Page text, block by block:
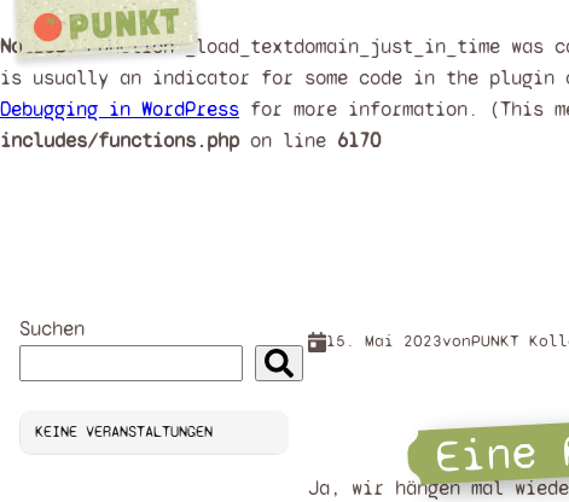
Notice: Function _load_textdomain_just_in_time was
is usually an indicator for some code in the plugin
Debugging in WordPress for more information. (This
includes/functions.phpon line 6170
Suchen
KEINE VERANSTALTUNGEN
15. Mai 2023vonPUNKT
Ja, wir hängen mal